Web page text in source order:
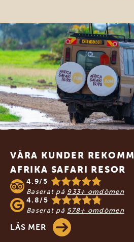
VÅRA KUNDER
AFRIKA SAFARI RESOR
4.9/5
Baserat på 933+ omdömen
4.8/5
Baserat på 578+ omdömen
LÄS MER